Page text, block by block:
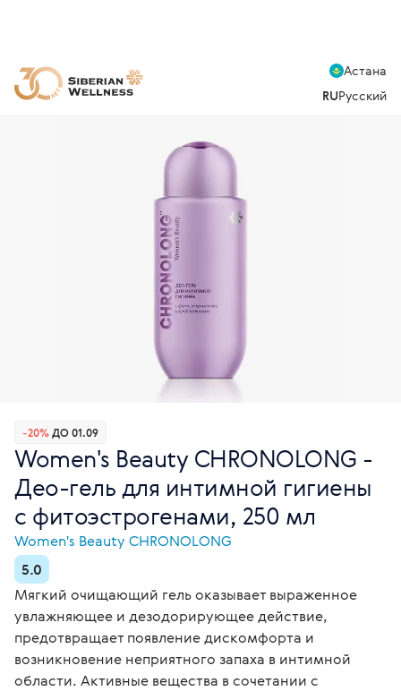
Астана
RUРусский
-20%ДО 01.09
Women's Beauty CHRONOLONG -
Део-гель для интимной гигиены
с фитоэстрогенами, 250 мл
Women's Beauty CHRONOLONG
5.0
Мягкий очищающий гель оказывает выраженное
увлажняющее и дезодорирующее действие,
предотвращает появление дискомфорта и
возникновение неприятного запаха в интимной
области. Активные вещества в сочетании с